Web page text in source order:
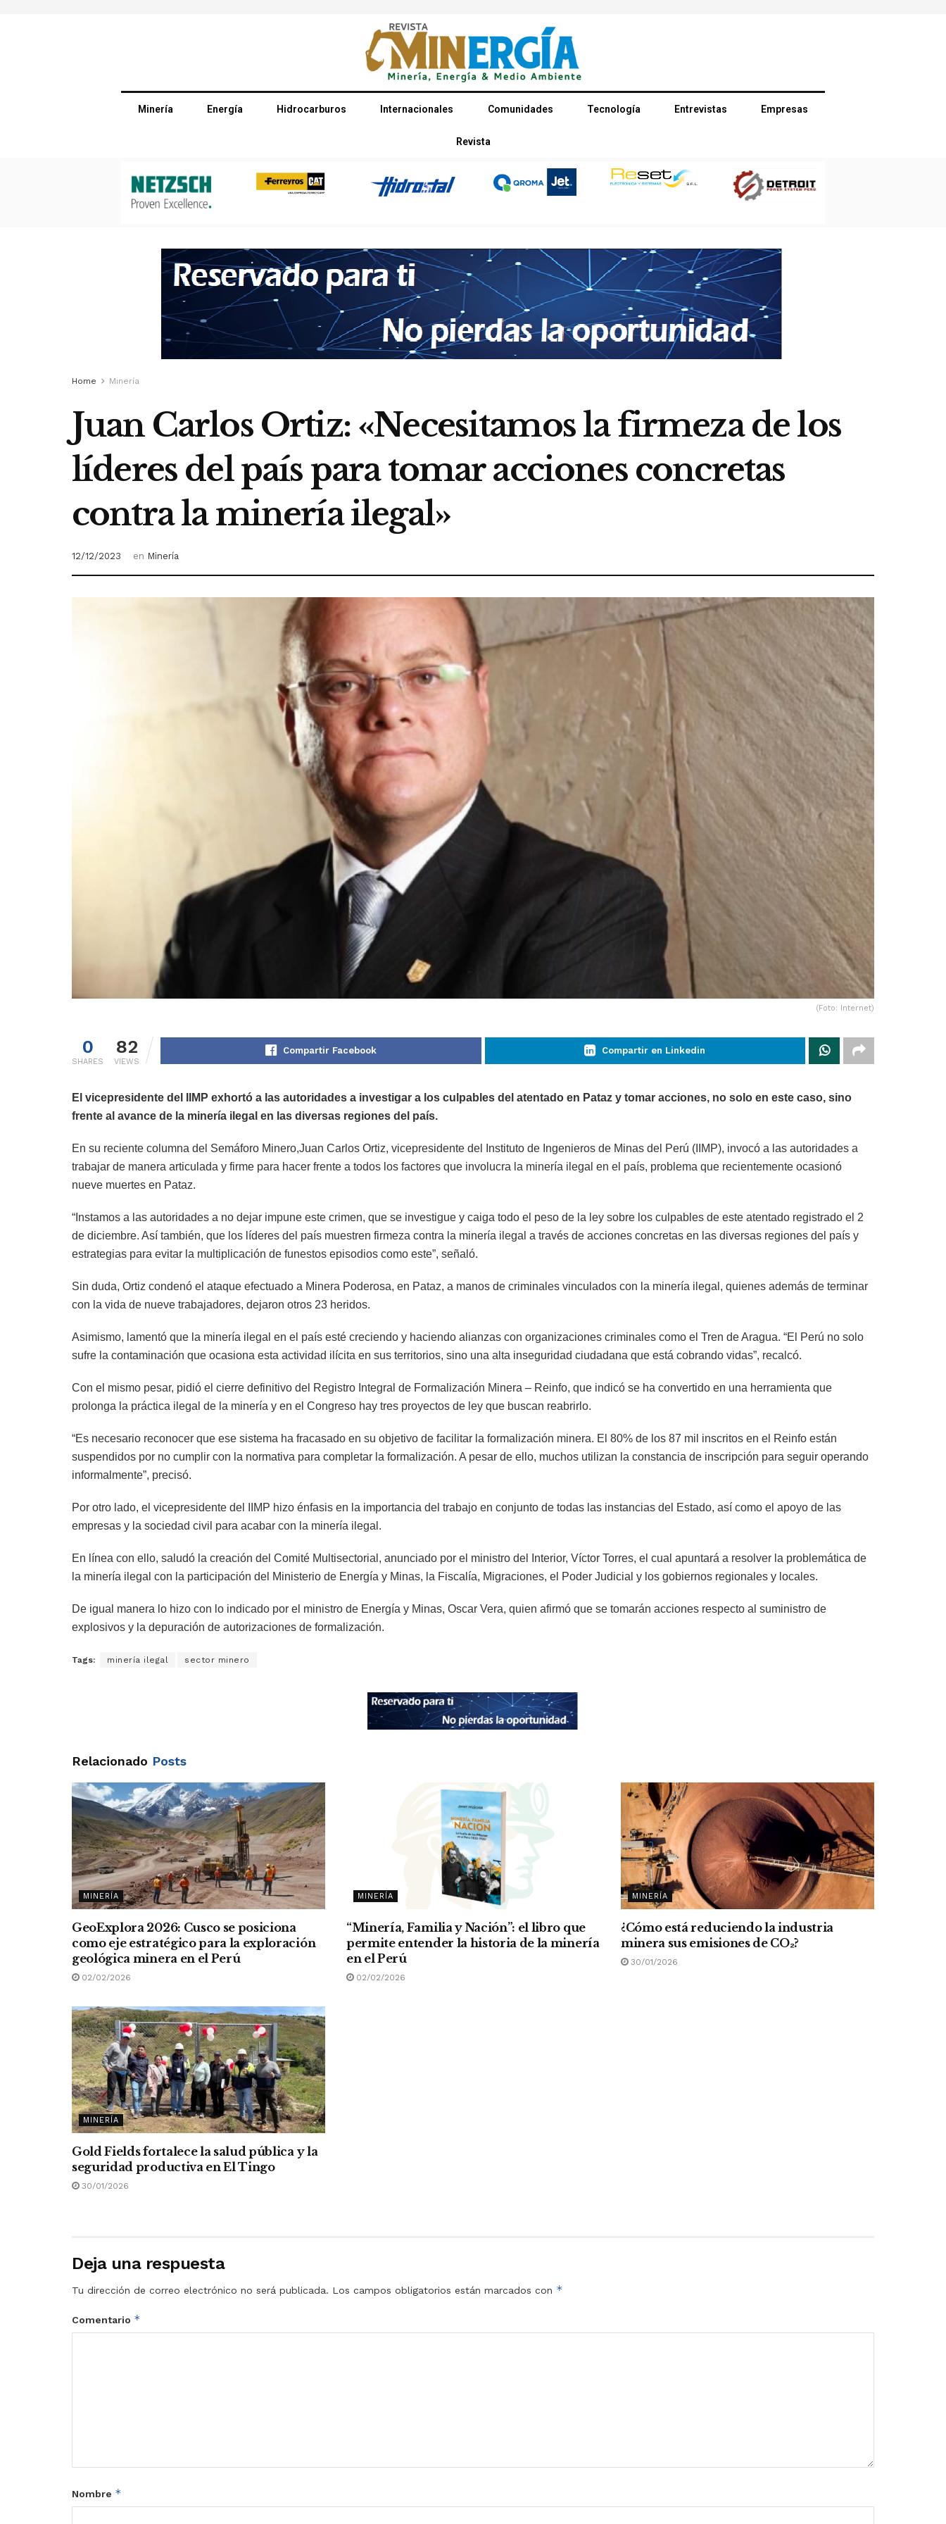
Minería Energía Hidrocarburos Internacionales Comunidades Tecnología Entrevistas Empresas
Revista
Home Minería
Juan Carlos Ortiz: «Necesitamos la firmeza de los
líderes del país para tomar acciones concretas
contra la minería ilegal»
12/12/2023 en Minería
(Foto: Internet)
0
SHARES
82
VIEWS
Compartir Facebook Compartir en Linkedin
El vicepresidente del IIMP exhortó a las autoridades a investigar a los culpables del atentado en Pataz y tomar acciones, no solo en este caso, sino
frente al avance de la minería ilegal en las diversas regiones del país.
En su reciente columna del Semáforo Minero,Juan Carlos Ortiz, vicepresidente del Instituto de Ingenieros de Minas del Perú (IIMP), invocó a las autoridades a
trabajar de manera articulada y firme para hacer frente a todos los factores que involucra la minería ilegal en el país, problema que recientemente ocasionó
nueve muertes en Pataz.
“Instamos a las autoridades a no dejar impune este crimen, que se investigue y caiga todo el peso de la ley sobre los culpables de este atentado registrado el 2
de diciembre. Así también, que los líderes del país muestren firmeza contra la minería ilegal a través de acciones concretas en las diversas regiones del país y
estrategias para evitar la multiplicación de funestos episodios como este”, señaló.
Sin duda, Ortiz condenó el ataque efectuado a Minera Poderosa, en Pataz, a manos de criminales vinculados con la minería ilegal, quienes además de terminar
con la vida de nueve trabajadores, dejaron otros 23 heridos.
Asimismo, lamentó que la minería ilegal en el país esté creciendo y haciendo alianzas con organizaciones criminales como el Tren de Aragua. “El Perú no solo
sufre la contaminación que ocasiona esta actividad ilícita en sus territorios, sino una alta inseguridad ciudadana que está cobrando vidas”, recalcó.
Con el mismo pesar, pidió el cierre definitivo del Registro Integral de Formalización Minera – Reinfo, que indicó se ha convertido en una herramienta que
prolonga la práctica ilegal de la minería y en el Congreso hay tres proyectos de ley que buscan reabrirlo.
“Es necesario reconocer que ese sistema ha fracasado en su objetivo de facilitar la formalización minera. El 80% de los 87 mil inscritos en el Reinfo están
suspendidos por no cumplir con la normativa para completar la formalización. A pesar de ello, muchos utilizan la constancia de inscripción para seguir operando
informalmente”, precisó.
Por otro lado, el vicepresidente del IIMP hizo énfasis en la importancia del trabajo en conjunto de todas las instancias del Estado, así como el apoyo de las
empresas y la sociedad civil para acabar con la minería ilegal.
En línea con ello, saludó la creación del Comité Multisectorial, anunciado por el ministro del Interior, Víctor Torres, el cual apuntará a resolver la problemática de
la minería ilegal con la participación del Ministerio de Energía y Minas, la Fiscalía, Migraciones, el Poder Judicial y los gobiernos regionales y locales.
De igual manera lo hizo con lo indicado por el ministro de Energía y Minas, Oscar Vera, quien afirmó que se tomarán acciones respecto al suministro de
explosivos y la depuración de autorizaciones de formalización.
Tags: minería ilegal sector minero
Relacionado Posts
MINERÍA
GeoExplora 2026: Cusco se posiciona
como eje estratégico para la exploración
geológica minera en el Perú
02/02/2026
MINERÍA
“Minería, Familia y Nación”: el libro que
permite entender la historia de la minería
en el Perú
02/02/2026
MINERÍA
¿Cómo está reduciendo la industria
minera sus emisiones de CO₂?
30/01/2026
MINERÍA
Gold Fields fortalece la salud pública y la
seguridad productiva en El Tingo
30/01/2026
Deja una respuesta
Tu dirección de correo electrónico no será publicada. Los campos obligatorios están marcados con *
Comentario *
Nombre *